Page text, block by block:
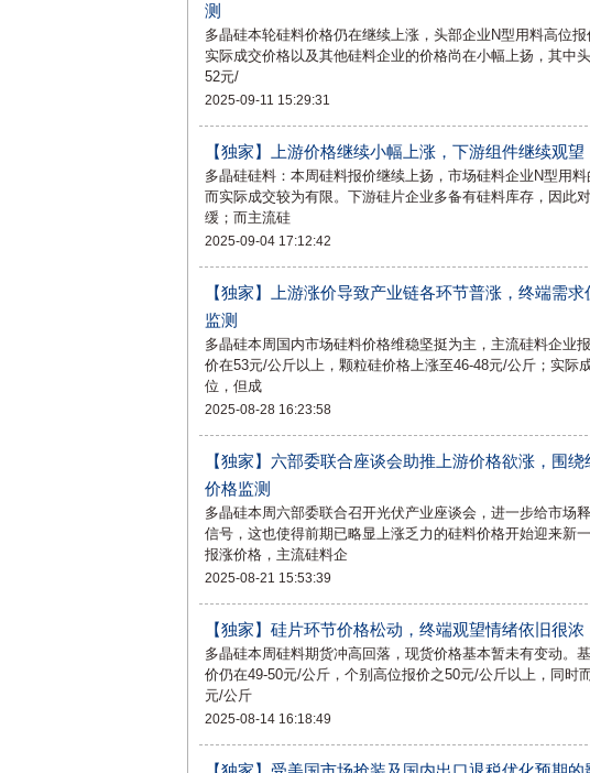
测
多晶硅本轮硅料价格仍在继续上涨，头部企业N型用料高位
实际成交价格以及其他硅料企业的价格尚在小幅上扬，其中
52元/
2025-09-11 15:29:31
【独家】上游价格继续小幅上涨，下游组件继续观
多晶硅硅料：本周硅料报价继续上扬，市场硅料企业N型用
而实际成交较为有限。下游硅片企业多备有硅料库存，因此
缓；而主流硅
2025-09-04 17:12:42
【独家】上游涨价导致产业链各环节普涨，终端需
监测
多晶硅本周国内市场硅料价格维稳坚挺为主，主流硅料企业
价在53元/公斤以上，颗粒硅价格上涨至46-48元/公斤；实际
位，但成
2025-08-28 16:23:58
【独家】六部委联合座谈会助推上游价格欲涨，围
价格监测
多晶硅本周六部委联合召开光伏产业座谈会，进一步给市场
信号，这也使得前期已略显上涨乏力的硅料价格开始迎来新
报涨价格，主流硅料企
2025-08-21 15:53:39
【独家】硅片环节价格松动，终端观望情绪依旧很
多晶硅本周硅料期货冲高回落，现货价格基本暂未有变动。
价仍在49-50元/公斤，个别高位报价之50元/公斤以上，同时
元/公斤
2025-08-14 16:18:49